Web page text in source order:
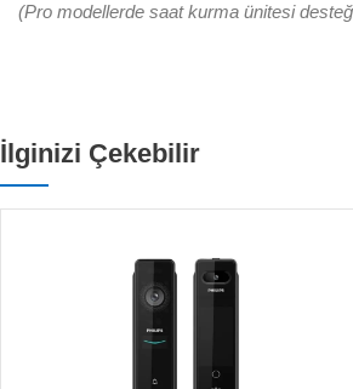
(Pro modellerde saat kurma ünitesi
İlginizi Çekebilir